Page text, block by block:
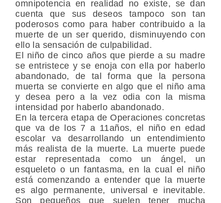
omnipotencia en realidad no existe, se dan
cuenta que sus deseos tampoco son tan
poderosos como para haber contribuido a la
muerte de un ser querido, disminuyendo con
ello la sensación de culpabilidad.
El niño de cinco años que pierde a su madre
se entristece y se enoja con ella por haberlo
abandonado, de tal forma que la persona
muerta se convierte en algo que el niño ama
y desea pero a la vez odia con la misma
intensidad por haberlo abandonado.
En la tercera etapa de Operaciones concretas
que va de los 7 a 11años, el niño en edad
escolar va desarrollando un entendimiento
más realista de la muerte. La muerte puede
estar representada como un ángel, un
esqueleto o un fantasma, en la cual el niño
está comenzando a entender que la muerte
es algo permanente, universal e inevitable.
Son pequeños que suelen tener mucha